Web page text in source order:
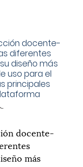
docente-
diferentes
diseño más
uso para el
principales
docente-
más